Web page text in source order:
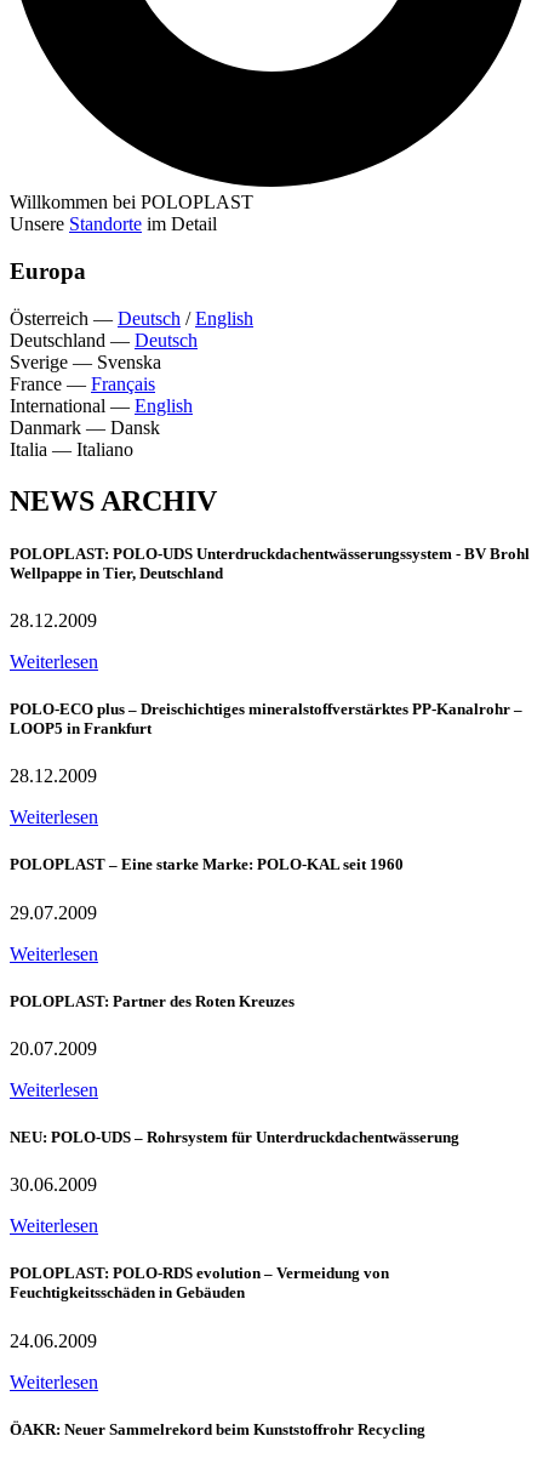
Willkommen bei POLOPLAST
Unsere Standorte im Detail
Europa
Österreich — Deutsch /English
Deutschland — Deutsch
Sverige — Svenska
France — Français
International — English
Danmark — Dansk
Italia — Italiano
NEWS ARCHIV
POLOPLAST: POLO-UDS Unterdruckdachentwässerungssystem - BV Brohl
Wellpappe in Tier, Deutschland
28.12.2009
Weiterlesen
POLO-ECO plus – Dreischichtiges mineralstoffverstärktes PP-Kanalrohr –
LOOP5 in Frankfurt
28.12.2009
Weiterlesen
POLOPLAST – Eine starke Marke: POLO-KAL seit 1960
29.07.2009
Weiterlesen
POLOPLAST: Partner des Roten Kreuzes
20.07.2009
Weiterlesen
NEU: POLO-UDS – Rohrsystem für Unterdruckdachentwässerung
30.06.2009
Weiterlesen
POLOPLAST: POLO-RDS evolution – Vermeidung von
Feuchtigkeitsschäden in Gebäuden
24.06.2009
Weiterlesen
ÖAKR: Neuer Sammelrekord beim Kunststoffrohr Recycling